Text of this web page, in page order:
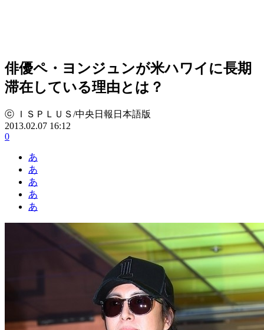
俳優ペ・ヨンジュンが米ハワイに長期
滞在している理由とは？
ⓒ ＩＳＰＬＵＳ/中央日報日本語版
2013.02.07 16:12
0
あ
あ
あ
あ
あ